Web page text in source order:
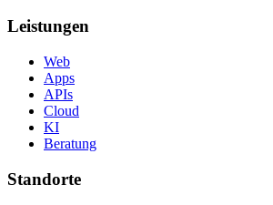
Leistungen
Web
Apps
APIs
Cloud
KI
Beratung
Standorte